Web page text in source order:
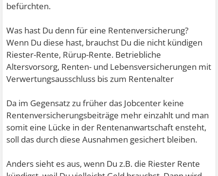
befürchten.
Was hast Du denn für eine Rentenversicherung?
Wenn Du diese hast, brauchst Du die nicht kündigen
Riester-Rente, Rürup-Rente. Betriebliche
Altersvorsorg, Renten- und Lebensversicherungen mit
Verwertungsausschluss bis zum Rentenalter
Da im Gegensatz zu früher das Jobcenter keine
Rentenversicherungsbeiträge mehr einzahlt und man
somit eine Lücke in der Rentenanwartschaft ensteht,
soll das durch diese Ausnahmen gesichert bleiben.
Anders sieht es aus, wenn Du z.B. die Riester Rente